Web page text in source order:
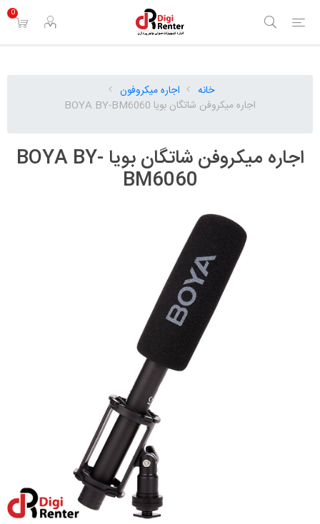
0
خانه
اجاره میکروفون
اجاره میکروفن شاتگان بویا BOYA BY-BM6060
اجاره میکروفن شاتگان بویا BOYA BY-
BM6060